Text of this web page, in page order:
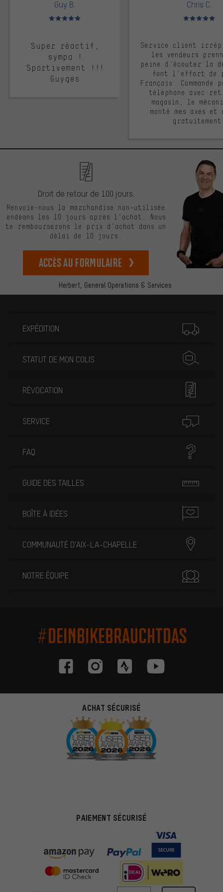
Guy B.
Note moyenne : 5 sur 5
Super réactif,
sympa !
Sportivement !!!
Guyges
Chris C.
Note moyenne :
Service client
les vendeurs
peine d'écouter la
font l'effort de
Français. Commande
téléphone avec
magasin, le
monté mes axes et
Herbert, General Operations & Services
Droit de retour de 100 jours.
Renvoie-nous la marchandise non-utilisée
endéans les 10 jours après l’achat. Nous
te rembourserons le prix d’achat dans un
délai de 10 jours.
Accès au formulaire
EXPÉDITION
STATUT DE MON COLIS
RÉVOCATION
SERVICE
FAQ
GUIDE DES TAILLES
BOÎTE À IDÉES
COMMUNAUTÉ D'AIX-LA-CHAPELLE
NOTRE ÉQUIPE
#DEINBIKEBRAUCHTDAS
ACHAT SÉCURISÉ
PAIEMENT SÉCURISÉ